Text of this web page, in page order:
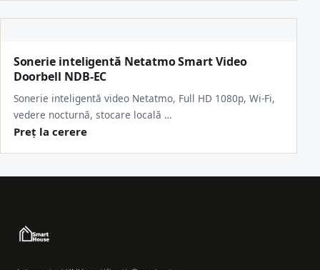
Sonerie inteligentă Netatmo Smart Video
Doorbell NDB-EC
Sonerie inteligentă video Netatmo, Full HD 1080p, Wi-Fi,
vedere nocturnă, stocare locală …
Preț la cerere